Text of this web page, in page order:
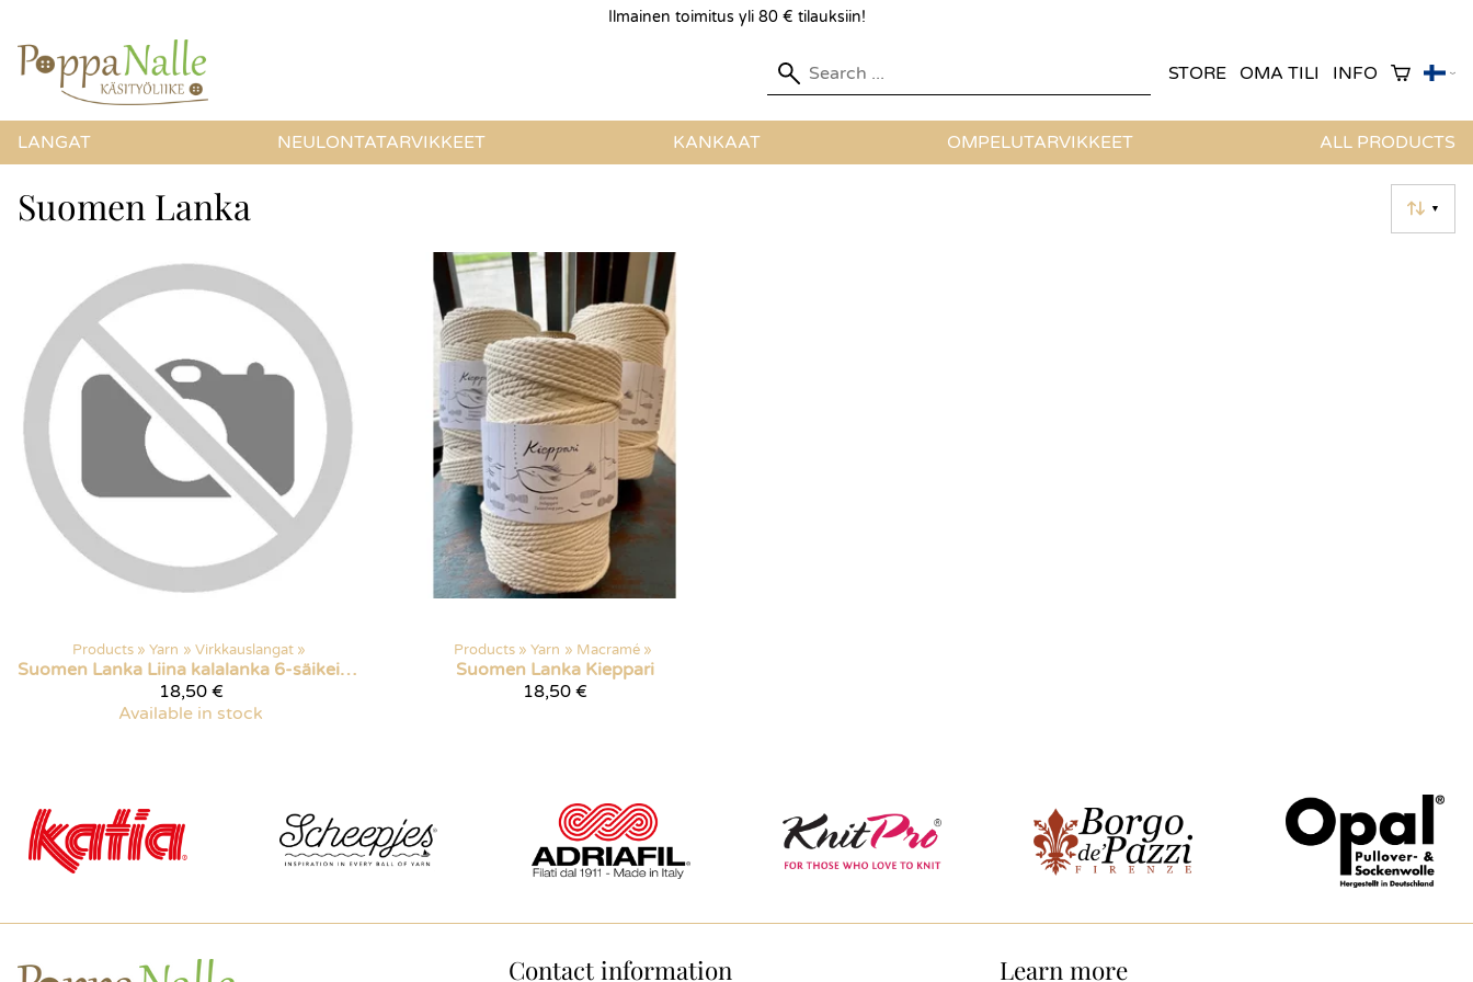
Ilmainen toimitus yli 80 € tilauksiin!
STORE OMA TILI INFO
LANGAT NEULONTATARVIKKEET KANKAAT OMPELUTARVIKKEET ALL PRODUCTS
▼
Suomen Lanka
Products ‪» Yarn ‪» Virkkauslangat ‪»
Suomen Lanka
Liina kalalanka 6-säikeinen
18,50 €
Available in stock
Products ‪» Yarn ‪» Macramé ‪»
Suomen Lanka Kieppari
18,50 €
Contact information Learn more